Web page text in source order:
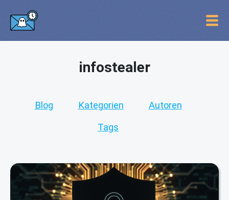
infostealer
Blog Kategorien Autoren
Tags